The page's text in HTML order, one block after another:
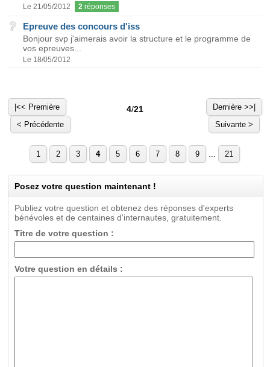
Le 21/05/2012 2 réponses
Epreuve des concours d'iss
Bonjour svp j'aimerais avoir la structure et le programme de
vos epreuves...
Le 18/05/2012
|<< Première
< Précédente
4/21
Dernière >>|
Suivante >
1 2 3 4 5 6 7 8 9 21
Posez votre question maintenant !
Publiez votre question et obtenez des réponses d'experts
bénévoles et de centaines d'internautes, gratuitement.
Titre de votre question :
Votre question en détails :